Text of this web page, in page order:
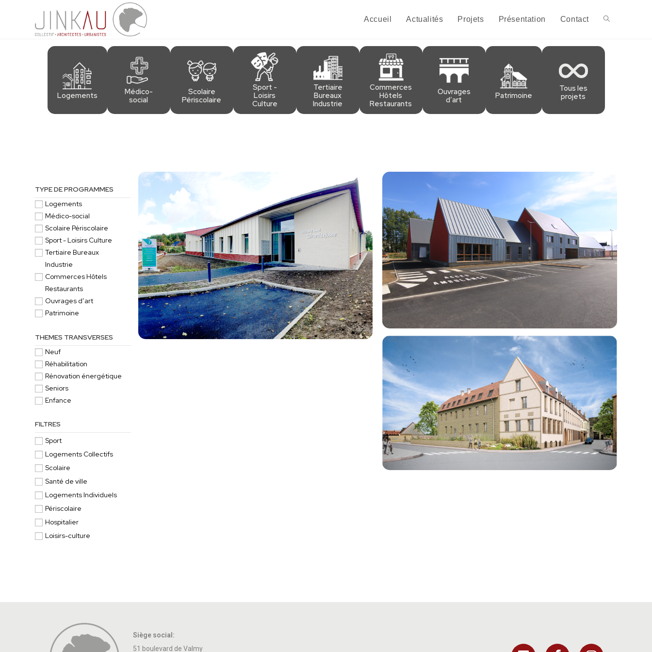
Accueil Actualités Projets Présentation Contact
Logements
Médico-
social
Scolaire
Périscolaire
Sport -
Loisirs
Culture
Tertiaire
Bureaux
Industrie
Commerces
Hôtels
Restaurants
Ouvrages
d’art
Patrimoine
Tous les
projets
TYPE DE PROGRAMMES
Logements
Médico-social
Scolaire Périscolaire
Sport - Loisirs Culture
Tertiaire Bureaux
Industrie
Commerces Hôtels
Restaurants
Ouvrages d’art
Patrimoine
THEMES TRANSVERSES
Neuf
Réhabilitation
Rénovation énergétique
Seniors
Enfance
FILTRES
Sport
Logements Collectifs
Scolaire
Santé de ville
Logements Individuels
Périscolaire
Hospitalier
Loisirs-culture
Maison de santé pluridisciplinaire d’HESDIN (62)
Siège social:
51 boulevard de Valmy